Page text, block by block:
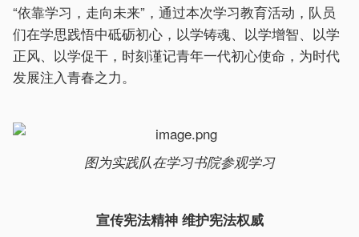
“依靠学习，走向未来”，通过本次学习教育活动，队员
们在学思践悟中砥砺初心，以学铸魂、以学增智、以学
正风、以学促干，时刻谨记青年一代初心使命，为时代
发展注入青春之力。
图为实践队在学习书院参观学习
宣传宪法精神 维护宪法权威